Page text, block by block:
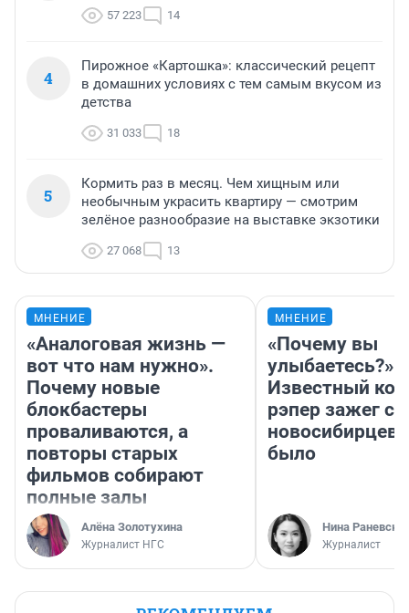
57 223 14
4
Пирожное «Картошка»: классический рецепт
в домашних условиях с тем самым вкусом из
детства
31 033 18
5
Кормить раз в месяц. Чем хищным или
необычным украсить квартиру — смотрим
зелёное разнообразие на выставке экзотики
27 068 13
МНЕНИЕ
«Аналоговая жизнь —
вот что нам нужно».
Почему новые
блокбастеры
проваливаются, а
повторы старых
фильмов собирают
полные залы
Алёна Золотухина
Журналист НГС
МНЕНИЕ
«Почему вы
улыбаетесь?»
Известный
рэпер зажег с
новосибирцев:
было
Нина
Журналист